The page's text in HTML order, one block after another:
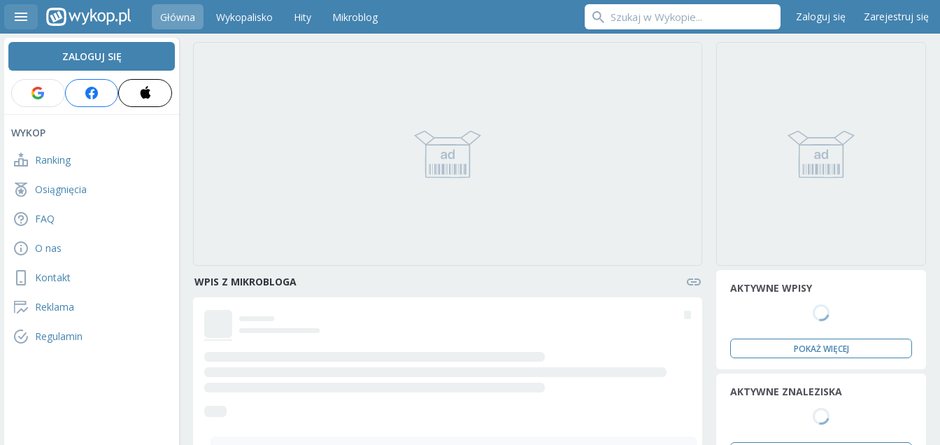
Główna Wykopalisko Hity Mikroblog Zaloguj się Zarejestruj się
ZALOGUJ SIĘ
WYKOP
Ranking
Osiągnięcia
FAQ
O nas
Kontakt
Reklama
Regulamin
WPIS Z MIKROBLOGA AKTYWNE WPISY
POKAŻ WIĘCEJ
AKTYWNE ZNALEZISKA